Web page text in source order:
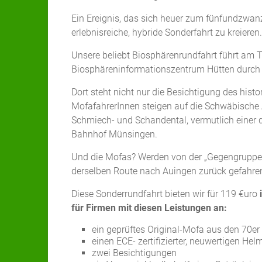
Ein Ereignis, das sich heuer zum
erlebnisreiche, hybride Sonderfahrt zu kreieren.
Unsere beliebt Biosphärenrundfahrt führt am
Biosphäreninformationszentrum Hütten
Dort steht nicht nur die Besichtigung des
MofafahrerInnen steigen auf die
Schmiech- und Schandental, vermutlich
Bahnhof Münsingen.
Und die Mofas? Werden von der
derselben Route nach Auingen zurück
Diese Sonderrundfahrt bieten wir für 119 €uro
für Firmen mit diesen Leistungen an:
ein geprüftes Original-Mofa aus den
einen ECE- zertifizierter, neuwertigen
zwei Besichtigungen